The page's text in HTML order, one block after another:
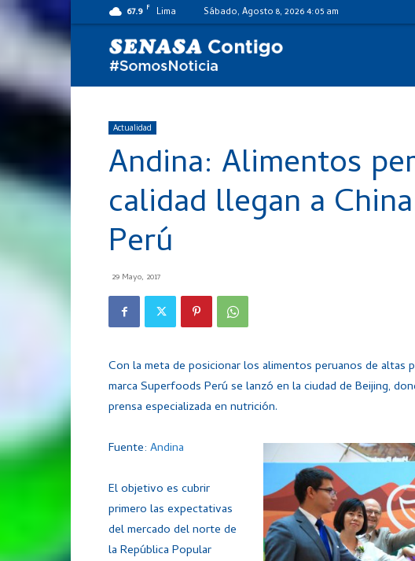
67.9 F Lima Sábado, Agosto 8, 2026 4:05 am
Actualidad
Andina: Alimentos
calidad llegan a
Perú
29 Mayo, 2017
Con la meta de posicionar los alimentos peruanos de altas
marca Superfoods Perú se lanzó en la ciudad de Beijing,
prensa especializada en nutrición.
Fuente: Andina
El objetivo es cubrir
primero las expectativas
del mercado del norte de
la República Popular